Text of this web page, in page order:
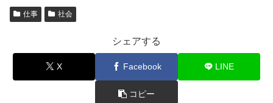
仕事 社会
シェアする
X Facebook LINE
コピー